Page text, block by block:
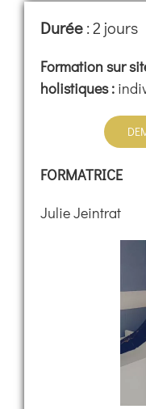
Durée: 2 jours
Formation sur
holistiques :
FORMATRICE
Julie Jeintrat